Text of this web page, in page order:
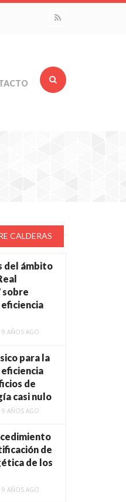
CALDERAS
del ámbito
sobre
9 AÑOS AGO
para la
de
casi nulo
9 AÑOS AGO
de
de los
9 AÑOS AGO